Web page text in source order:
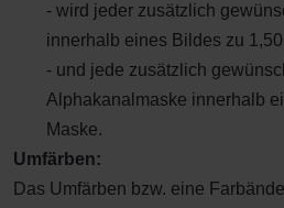
- wird jeder zusätzlich
innerhalb eines Bildes zu
- und jede zusätzlich
Alphakanalmaske innerhalb
Maske.
Umfärben:
Das Umfärben bzw. eine